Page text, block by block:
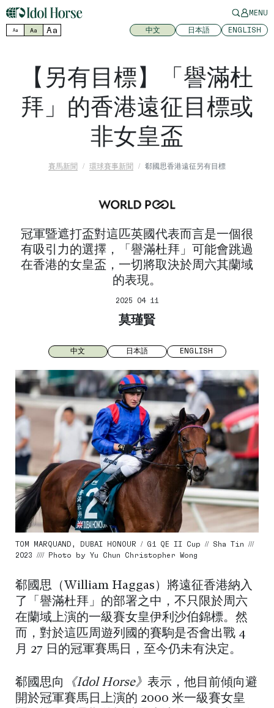
MENU
Aa Aa Aa 中文 日本語 ENGLISH
【另有目標】「譽滿杜
拜」的香港遠征目標或
非女皇盃
賽馬新聞 環球賽事新聞 郗國思香港遠征另有目標
冠軍暨遮打盃對這匹英國代表而言是一個很
有吸引力的選擇，「譽滿杜拜」可能會跳過
在香港的女皇盃，一切將取決於周六其蘭域
的表現。
2025 04 11
莫瑾賢
中文 日本語 ENGLISH
TOM MARQUAND, DUBAI HONOUR / G1 QE II Cup // Sha Tin ///
2023 //// Photo by Yu Chun Christopher Wong
郗國思（William Haggas）將遠征香港納入
了「譽滿杜拜」的部署之中，不只限於周六
在蘭域上演的一級賽女皇伊利沙伯錦標。然
而，對於這匹周遊列國的賽駒是否會出戰 4
月 27 日的冠軍賽馬日，至今仍未有決定。
郗國思向 《Idol Horse》 表示，他目前傾向避
開於冠軍賽馬日上演的 2000 米一級賽女皇